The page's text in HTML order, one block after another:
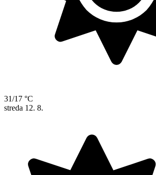
31/17 °C
streda 12. 8.